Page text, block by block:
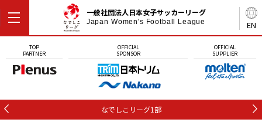
EN
一般社団法人日本女子サッカーリーグ
Japan Women's Football League
TOP
PARTNER
OFFICIAL
SPONSOR
OFFICIAL
SUPPLIER
なでしこリーグ1部